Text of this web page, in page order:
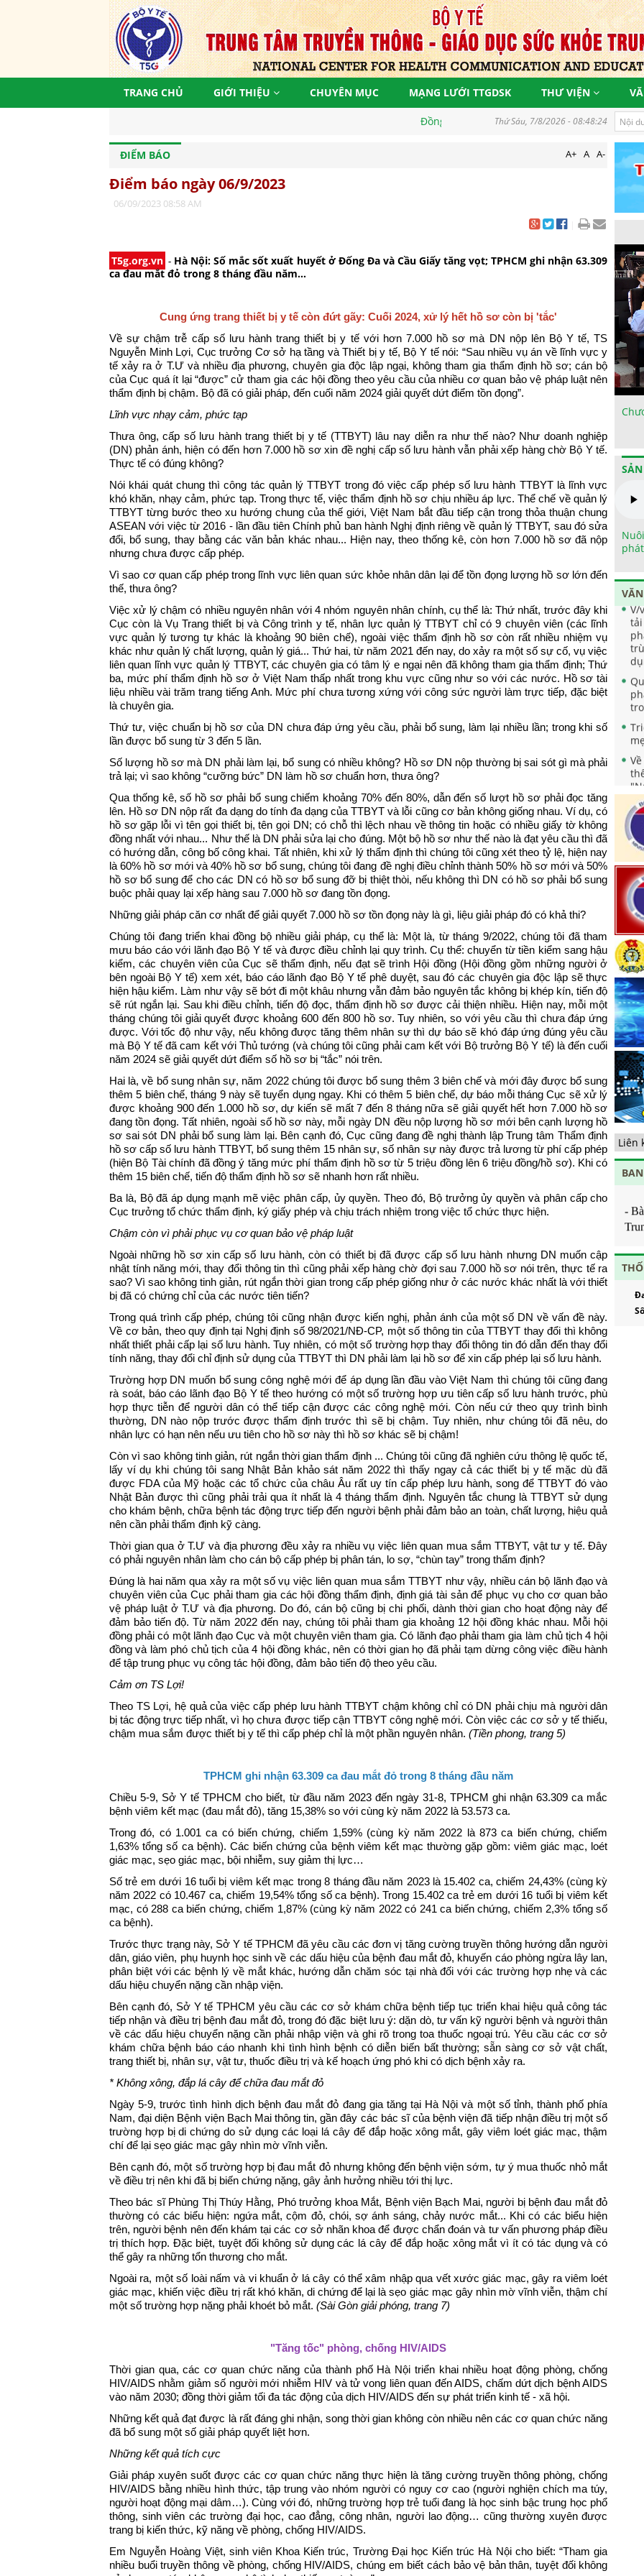
TRANG CHỦ GIỚI THIỆU CHUYÊN MỤC MẠNG LƯỚI TTGDSK THƯ VIỆN
Đồng hành vì một Việt Nam khoẻ mạnh, góp phần thực hiện mục
Thứ Sáu, 7/8/2026 - 08:48:25
ĐIỂM BÁO A+ A A-
Điểm báo ngày 06/9/2023
06/09/2023 08:58 AM
T5g.org.vn - Hà Nội: Số mắc sốt xuất huyết ở Đống Đa và Cầu Giấy tăng vọt; TPHCM ghi nhận 63.309
ca đau mắt đỏ trong 8 tháng đầu năm…
Cung ứng trang thiết bị y tế còn đứt gãy: Cuối 2024, xử lý hết hồ sơ còn bị 'tắc'
Về sự chậm trễ cấp số lưu hành trang thiết bị y tế với hơn 7.000 hồ sơ mà DN nộp lên Bộ Y tế, TS
Nguyễn Minh Lợi, Cục trưởng Cơ sở hạ tầng và Thiết bị y tế, Bộ Y tế nói: “Sau nhiều vụ án về lĩnh vực y
tế xảy ra ở T.Ư và nhiều địa phương, chuyên gia độc lập ngại, không tham gia thẩm định hồ sơ; cán bộ
của Cục quá ít lại “được” cử tham gia các hội đồng theo yêu cầu của nhiều cơ quan bảo vệ pháp luật nên
thẩm định bị chậm. Bộ đã có giải pháp, đến cuối năm 2024 giải quyết dứt điểm tồn đọng”.
Lĩnh vực nhạy cảm, phức tạp
Thưa ông, cấp số lưu hành trang thiết bị y tế (TTBYT) lâu nay diễn ra như thế nào? Như doanh nghiệp
(DN) phản ánh, hiện có đến hơn 7.000 hồ sơ xin đề nghị cấp số lưu hành vẫn phải xếp hàng chờ Bộ Y tế.
Thực tế có đúng không?
Nói khái quát chung thì công tác quản lý TTBYT trong đó việc cấp phép số lưu hành TTBYT là lĩnh vực
khó khăn, nhạy cảm, phức tạp. Trong thực tế, việc thẩm định hồ sơ chịu nhiều áp lực. Thể chế về quản lý
TTBYT từng bước theo xu hướng chung của thế giới, Việt Nam bắt đầu tiếp cận trong thỏa thuận chung
ASEAN với việc từ 2016 - lần đầu tiên Chính phủ ban hành Nghị định riêng về quản lý TTBYT, sau đó sửa
đổi, bổ sung, thay bằng các văn bản khác nhau... Hiện nay, theo thống kê, còn hơn 7.000 hồ sơ đã nộp
nhưng chưa được cấp phép.
Vì sao cơ quan cấp phép trong lĩnh vực liên quan sức khỏe nhân dân lại để tồn đọng lượng hồ sơ lớn đến
thế, thưa ông?
Việc xử lý chậm có nhiều nguyên nhân với 4 nhóm nguyên nhân chính, cụ thể là: Thứ nhất, trước đây khi
Cục còn là Vụ Trang thiết bị và Công trình y tế, nhân lực quản lý TTBYT chỉ có 9 chuyên viên (các lĩnh
vực quản lý tương tự khác là khoảng 90 biên chế), ngoài việc thẩm định hồ sơ còn rất nhiều nhiệm vụ
khác như quản lý chất lượng, quản lý giá... Thứ hai, từ năm 2021 đến nay, do xảy ra một số sự cố, vụ việc
liên quan lĩnh vực quản lý TTBYT, các chuyên gia có tâm lý e ngại nên đã không tham gia thẩm định; Thứ
ba, mức phí thẩm định hồ sơ ở Việt Nam thấp nhất trong khu vực cũng như so với các nước. Hồ sơ tài
liệu nhiều vài trăm trang tiếng Anh. Mức phí chưa tương xứng với công sức người làm trực tiếp, đặc biệt
là chuyên gia.
Thứ tư, việc chuẩn bị hồ sơ của DN chưa đáp ứng yêu cầu, phải bổ sung, làm lại nhiều lần; trong khi số
lần được bổ sung từ 3 đến 5 lần.
Số lượng hồ sơ mà DN phải làm lại, bổ sung có nhiều không? Hồ sơ DN nộp thường bị sai sót gì mà phải
trả lại; vì sao không “cưỡng bức” DN làm hồ sơ chuẩn hơn, thưa ông?
Qua thống kê, số hồ sơ phải bổ sung chiếm khoảng 70% đến 80%, dẫn đến số lượt hồ sơ phải đọc tăng
lên. Hồ sơ DN nộp rất đa dạng do tính đa dạng của TTBYT và lỗi cũng cơ bản không giống nhau. Ví dụ, có
hồ sơ gặp lỗi vì tên gọi thiết bị, tên gọi DN; có chỗ thì lệch nhau về thông tin hoặc có nhiều giấy tờ không
đồng nhất với nhau... Như thế là DN phải sửa lại cho đúng. Một bộ hồ sơ như thế nào là đạt yêu cầu thì đã
có hướng dẫn, công bố công khai. Tất nhiên, khi xử lý thẩm định thì chúng tôi cũng xét theo tỷ lệ, hiện nay
là 60% hồ sơ mới và 40% hồ sơ bổ sung, chúng tôi đang đề nghị điều chỉnh thành 50% hồ sơ mới và 50%
hồ sơ bổ sung để cho các DN có hồ sơ bổ sung đỡ bị thiệt thòi, nếu không thì DN có hồ sơ phải bổ sung
buộc phải quay lại xếp hàng sau 7.000 hồ sơ đang tồn đọng.
Những giải pháp căn cơ nhất để giải quyết 7.000 hồ sơ tồn đọng này là gì, liệu giải pháp đó có khả thi?
Chúng tôi đang triển khai đồng bộ nhiều giải pháp, cụ thể là: Một là, từ tháng 9/2022, chúng tôi đã tham
mưu báo cáo với lãnh đạo Bộ Y tế và được điều chỉnh lại quy trình. Cụ thể: chuyển từ tiền kiểm sang hậu
kiểm, các chuyên viên của Cục sẽ thẩm định, nếu đạt sẽ trình Hội đồng (Hội đồng gồm những người ở
bên ngoài Bộ Y tế) xem xét, báo cáo lãnh đạo Bộ Y tế phê duyệt, sau đó các chuyên gia độc lập sẽ thực
hiện hậu kiểm. Làm như vậy sẽ bớt đi một khâu nhưng vẫn đảm bảo nguyên tắc không bị khép kín, tiến độ
sẽ rút ngắn lại. Sau khi điều chỉnh, tiến độ đọc, thẩm định hồ sơ được cải thiện nhiều. Hiện nay, mỗi một
tháng chúng tôi giải quyết được khoảng 600 đến 800 hồ sơ. Tuy nhiên, so với yêu cầu thì chưa đáp ứng
được. Với tốc độ như vậy, nếu không được tăng thêm nhân sự thì dự báo sẽ khó đáp ứng đúng yêu cầu
mà Bộ Y tế đã cam kết với Thủ tướng (và chúng tôi cũng phải cam kết với Bộ trưởng Bộ Y tế) là đến cuối
năm 2024 sẽ giải quyết dứt điểm số hồ sơ bị “tắc” nói trên.
Hai là, về bổ sung nhân sự, năm 2022 chúng tôi được bổ sung thêm 3 biên chế và mới đây được bổ sung
thêm 5 biên chế, tháng 9 này sẽ tuyển dụng ngay. Khi có thêm 5 biên chế, dự báo mỗi tháng Cục sẽ xử lý
được khoảng 900 đến 1.000 hồ sơ, dự kiến sẽ mất 7 đến 8 tháng nữa sẽ giải quyết hết hơn 7.000 hồ sơ
đang tồn đọng. Tất nhiên, ngoài số hồ sơ này, mỗi ngày DN đều nộp lượng hồ sơ mới bên cạnh lượng hồ
sơ sai sót DN phải bổ sung làm lại. Bên cạnh đó, Cục cũng đang đề nghị thành lập Trung tâm Thẩm định
hồ sơ cấp số lưu hành TTBYT, bổ sung thêm 15 nhân sự, số nhân sự này được trả lương từ phí cấp phép
(hiện Bộ Tài chính đã đồng ý tăng mức phí thẩm định hồ sơ từ 5 triệu đồng lên 6 triệu đồng/hồ sơ). Khi có
thêm 15 biên chế, tiến độ thẩm định hồ sơ sẽ nhanh hơn rất nhiều.
Ba là, Bộ đã áp dụng mạnh mẽ việc phân cấp, ủy quyền. Theo đó, Bộ trưởng ủy quyền và phân cấp cho
Cục trưởng tổ chức thẩm định, ký giấy phép và chịu trách nhiệm trong việc tổ chức thực hiện.
Chậm còn vì phải phục vụ cơ quan bảo vệ pháp luật
Ngoài những hồ sơ xin cấp số lưu hành, còn có thiết bị đã được cấp số lưu hành nhưng DN muốn cập
nhật tính năng mới, thay đổi thông tin thì cũng phải xếp hàng chờ đợi sau 7.000 hồ sơ nói trên, thực tế ra
sao? Vì sao không tinh giản, rút ngắn thời gian trong cấp phép giống như ở các nước khác nhất là với thiết
bị đã có chứng chỉ của các nước tiên tiến?
Trong quá trình cấp phép, chúng tôi cũng nhận được kiến nghị, phản ánh của một số DN về vấn đề này.
Về cơ bản, theo quy định tại Nghị định số 98/2021/NĐ-CP, một số thông tin của TTBYT thay đổi thì không
nhất thiết phải cấp lại số lưu hành. Tuy nhiên, có một số trường hợp thay đổi thông tin đó dẫn đến thay đổi
tính năng, thay đổi chỉ định sử dụng của TTBYT thì DN phải làm lại hồ sơ để xin cấp phép lại số lưu hành.
Trường hợp DN muốn bổ sung công nghệ mới để áp dụng lần đầu vào Việt Nam thì chúng tôi cũng đang
rà soát, báo cáo lãnh đạo Bộ Y tế theo hướng có một số trường hợp ưu tiên cấp số lưu hành trước, phù
hợp thực tiễn để người dân có thể tiếp cận được các công nghệ mới. Còn nếu cứ theo quy trình bình
thường, DN nào nộp trước được thẩm định trước thì sẽ bị chậm. Tuy nhiên, như chúng tôi đã nêu, do
nhân lực có hạn nên nếu ưu tiên cho hồ sơ này thì hồ sơ khác sẽ bị chậm!
Còn vì sao không tinh giản, rút ngắn thời gian thẩm định ... Chúng tôi cũng đã nghiên cứu thông lệ quốc tế,
lấy ví dụ khi chúng tôi sang Nhật Bản khảo sát năm 2022 thì thấy ngay cả các thiết bị y tế mặc dù đã
được FDA của Mỹ hoặc các tổ chức của châu Âu rất uy tín cấp phép lưu hành, song để TTBYT đó vào
Nhật Bản được thì cũng phải trải qua ít nhất là 4 tháng thẩm định. Nguyên tắc chung là TTBYT sử dụng
cho khám bệnh, chữa bệnh tác động trực tiếp đến người bệnh phải đảm bảo an toàn, chất lượng, hiệu quả
nên cần phải thẩm định kỹ càng.
Thời gian qua ở T.Ư và địa phương đều xảy ra nhiều vụ việc liên quan mua sắm TTBYT, vật tư y tế. Đây
có phải nguyên nhân làm cho cán bộ cấp phép bị phân tán, lo sợ, “chùn tay” trong thẩm định?
Đúng là hai năm qua xảy ra một số vụ việc liên quan mua sắm TTBYT như vậy, nhiều cán bộ lãnh đạo và
chuyên viên của Cục phải tham gia các hội đồng thẩm định, định giá tài sản để phục vụ cho cơ quan bảo
vệ pháp luật ở T.Ư và địa phương. Do đó, cán bộ cũng bị chi phối, dành thời gian cho hoạt động này để
đảm bảo tiến độ. Từ năm 2022 đến nay, chúng tôi phải tham gia khoảng 12 hội đồng khác nhau. Mỗi hội
đồng phải có một lãnh đạo Cục và một chuyên viên tham gia. Có lãnh đạo phải tham gia làm chủ tịch 4 hội
đồng và làm phó chủ tịch của 4 hội đồng khác, nên có thời gian họ đã phải tạm dừng công việc điều hành
để tập trung phục vụ công tác hội đồng, đảm bảo tiến độ theo yêu cầu.
Cảm ơn TS Lợi!
Theo TS Lợi, hệ quả của việc cấp phép lưu hành TTBYT chậm không chỉ có DN phải chịu mà người dân
bị tác động trực tiếp nhất, vì họ chưa được tiếp cận TTBYT công nghệ mới. Còn việc các cơ sở y tế thiếu,
chậm mua sắm được thiết bị y tế thì cấp phép chỉ là một phần nguyên nhân. (Tiền phong, trang 5)
TPHCM ghi nhận 63.309 ca đau mắt đỏ trong 8 tháng đầu năm
Chiều 5-9, Sở Y tế TPHCM cho biết, từ đầu năm 2023 đến ngày 31-8, TPHCM ghi nhận 63.309 ca mắc
bệnh viêm kết mạc (đau mắt đỏ), tăng 15,38% so với cùng kỳ năm 2022 là 53.573 ca.
Trong đó, có 1.001 ca có biến chứng, chiếm 1,59% (cùng kỳ năm 2022 là 873 ca biến chứng, chiếm
1,63% tổng số ca bệnh). Các biến chứng của bệnh viêm kết mạc thường gặp gồm: viêm giác mạc, loét
giác mạc, sẹo giác mạc, bội nhiễm, suy giảm thị lực…
Số trẻ em dưới 16 tuổi bị viêm kết mạc trong 8 tháng đầu năm 2023 là 15.402 ca, chiếm 24,43% (cùng kỳ
năm 2022 có 10.467 ca, chiếm 19,54% tổng số ca bệnh). Trong 15.402 ca trẻ em dưới 16 tuổi bị viêm kết
mạc, có 288 ca biến chứng, chiếm 1,87% (cùng kỳ năm 2022 có 241 ca biến chứng, chiếm 2,3% tổng số
ca bệnh).
Trước thực trạng này, Sở Y tế TPHCM đã yêu cầu các đơn vị tăng cường truyền thông hướng dẫn người
dân, giáo viên, phụ huynh học sinh về các dấu hiệu của bệnh đau mắt đỏ, khuyến cáo phòng ngừa lây lan,
phân biệt với các bệnh lý về mắt khác, hướng dẫn chăm sóc tại nhà đối với các trường hợp nhẹ và các
dấu hiệu chuyển nặng cần nhập viện.
Bên cạnh đó, Sở Y tế TPHCM yêu cầu các cơ sở khám chữa bệnh tiếp tục triển khai hiệu quả công tác
tiếp nhận và điều trị bệnh đau mắt đỏ, trong đó đặc biệt lưu ý: dặn dò, tư vấn kỹ người bệnh và người thân
về các dấu hiệu chuyển nặng cần phải nhập viện và ghi rõ trong toa thuốc ngoại trú. Yêu cầu các cơ sở
khám chữa bệnh báo cáo nhanh khi tình hình bệnh có diễn biến bất thường; sẵn sàng cơ sở vật chất,
trang thiết bị, nhân sự, vật tư, thuốc điều trị và kế hoạch ứng phó khi có dịch bệnh xảy ra.
* Không xông, đắp lá cây để chữa đau mắt đỏ
Ngày 5-9, trước tình hình dịch bệnh đau mắt đỏ đang gia tăng tại Hà Nội và một số tỉnh, thành phố phía
Nam, đại diện Bệnh viện Bạch Mai thông tin, gần đây các bác sĩ của bệnh viện đã tiếp nhận điều trị một số
trường hợp bị di chứng do sử dụng các loại lá cây để đắp hoặc xông mắt, gây viêm loét giác mạc, thậm
chí để lại sẹo giác mạc gây nhìn mờ vĩnh viễn.
Bên cạnh đó, một số trường hợp bị đau mắt đỏ nhưng không đến bệnh viện sớm, tự ý mua thuốc nhỏ mắt
về điều trị nên khi đã bị biến chứng nặng, gây ảnh hưởng nhiều tới thị lực.
Theo bác sĩ Phùng Thị Thúy Hằng, Phó trưởng khoa Mắt, Bệnh viện Bạch Mai, người bị bệnh đau mắt đỏ
thường có các biểu hiện: ngứa mắt, cộm đỏ, chói, sợ ánh sáng, chảy nước mắt... Khi có các biểu hiện
trên, người bệnh nên đến khám tại các cơ sở nhãn khoa để được chẩn đoán và tư vấn phương pháp điều
trị thích hợp. Đặc biệt, tuyệt đối không sử dụng các lá cây để đắp hoặc xông mắt vì ít có tác dụng và có
thể gây ra những tổn thương cho mắt.
Ngoài ra, một số loài nấm và vi khuẩn ở lá cây có thể xâm nhập qua vết xước giác mạc, gây ra viêm loét
giác mạc, khiến việc điều trị rất khó khăn, di chứng để lại là sẹo giác mạc gây nhìn mờ vĩnh viễn, thậm chí
một số trường hợp nặng phải khoét bỏ mắt. (Sài Gòn giải phóng, trang 7)
"Tăng tốc" phòng, chống HIV/AIDS
Thời gian qua, các cơ quan chức năng của thành phố Hà Nội triển khai nhiều hoạt động phòng, chống
HIV/AIDS nhằm giảm số người mới nhiễm HIV và tử vong liên quan đến AIDS, chấm dứt dịch bệnh AIDS
vào năm 2030; đồng thời giảm tối đa tác động của dịch HIV/AIDS đến sự phát triển kinh tế - xã hội.
Những kết quả đạt được là rất đáng ghi nhận, song thời gian không còn nhiều nên các cơ quan chức năng
đã bổ sung một số giải pháp quyết liệt hơn.
Những kết quả tích cực
Giải pháp xuyên suốt được các cơ quan chức năng thực hiện là tăng cường truyền thông phòng, chống
HIV/AIDS bằng nhiều hình thức, tập trung vào nhóm người có nguy cơ cao (người nghiện chích ma túy,
người hoạt động mại dâm…). Cùng với đó, những trường hợp trẻ tuổi đang là học sinh bậc trung học phổ
thông, sinh viên các trường đại học, cao đẳng, công nhân, người lao động… cũng thường xuyên được
trang bị kiến thức, kỹ năng về phòng, chống HIV/AIDS.
Em Nguyễn Hoàng Việt, sinh viên Khoa Kiến trúc, Trường Đại học Kiến trúc Hà Nội cho biết: “Tham gia
nhiều buổi truyền thông về phòng, chống HIV/AIDS, chúng em biết cách bảo vệ bản thân, tuyệt đối không
V/
tế
-
-
-
-
-